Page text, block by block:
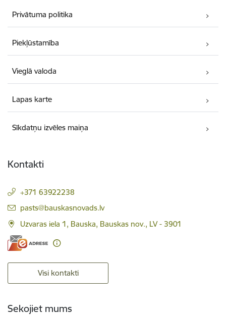
Privātuma politika
Piekļūstamība
Vieglā valoda
Lapas karte
Sīkdatņu izvēles maiņa
Kontakti
+371 63922238
E-pasts:
pasts@bauskasnovads.lv
Uzvaras iela 1, Bauska, Bauskas nov., LV - 3901
Visi kontakti
Sekojiet mums